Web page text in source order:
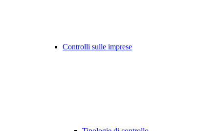
Controlli sulle imprese